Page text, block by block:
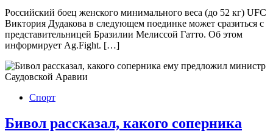
Российский боец женского минимального веса (до 52 кг) UFC
Виктория Дудакова в следующем поединке может сразиться с
представительницей Бразилии Мелиссой Гатто. Об этом
информирует Ag.Fight. […]
Спорт
Бивол рассказал, какого соперника